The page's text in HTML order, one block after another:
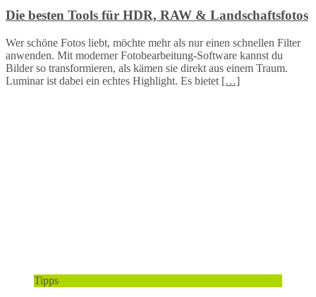
Die besten Tools für HDR, RAW & Landschaftsfotos
Wer schöne Fotos liebt, möchte mehr als nur einen schnellen Filter
anwenden. Mit moderner Fotobearbeitung-Software kannst du
Bilder so transformieren, als kämen sie direkt aus einem Traum.
Luminar ist dabei ein echtes Highlight. Es bietet […]
Tipps